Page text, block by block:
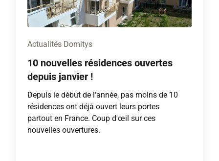
Actualités Domitys
10 nouvelles résidences ouvertes
depuis janvier !
Depuis le début de l'année, pas moins de 10
résidences ont déjà ouvert leurs portes
partout en France. Coup d'œil sur ces
nouvelles ouvertures.